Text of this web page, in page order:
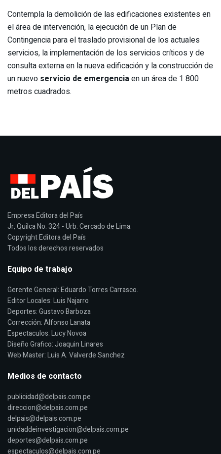
Contempla la demolición de las edificaciones existentes en
el área de intervención, la ejecución de un Plan de
Contingencia para el traslado provisional de los actuales
servicios, la implementación de los servicios críticos y de
consulta externa en la nueva edificación y la construcción de
un nuevo servicio de emergenciaen un área de 1 800
metros cuadrados.
Empresa Editora del País
Jr, Quilca No. 324 - Urb. Cercado de Lima.
Copyright Editora del País
Todos los derechos reservados
Equipo de trabajo
Gerente General: Eduardo Torres Carrasco.
Editor Locales: Luis Najarro
Deportes: Gustavo Barboza
Corrección: Alfonso Lanata
Espectaculos: Lucy Novoa
Diseño Grafico: Joaquin Linares
Web Master: Luis A. Valverde Sanchez
Medios de contacto
publicidad@delpais.com.pe
direccion@delpais.com.pe
delpais@delpais.com.pe
unidaddeinvestigacion@delpais.com.pe
deportes@delpais.com.pe
espectaculos@delpais.com.pe